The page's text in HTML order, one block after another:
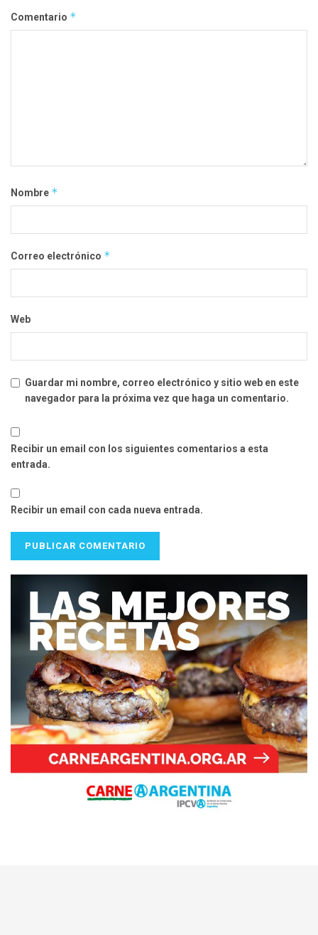
Comentario *
Nombre *
Correo electrónico *
Web
Guardar mi nombre, correo electrónico y sitio web en este
navegador para la próxima vez que haga un comentario.
Recibir un email con los siguientes comentarios a esta
entrada.
Recibir un email con cada nueva entrada.